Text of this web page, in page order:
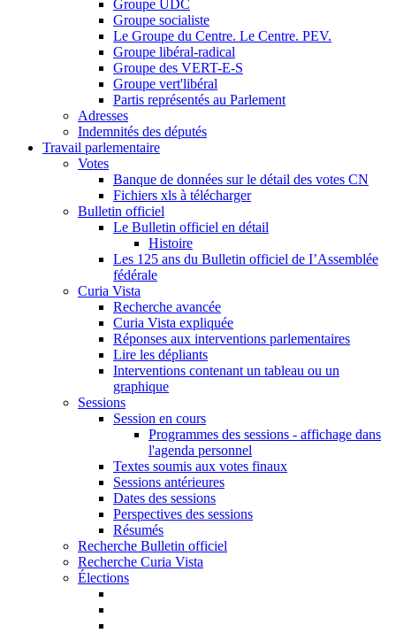
Groupe UDC
Groupe socialiste
Le Groupe du Centre. Le Centre. PEV.
Groupe libéral-radical
Groupe des VERT-E-S
Groupe vert'libéral
Partis représentés au Parlement
Adresses
Indemnités des députés
Travail parlementaire
Votes
Banque de données sur le détail des votes CN
Fichiers xls à télécharger
Bulletin officiel
Le Bulletin officiel en détail
Histoire
Les 125 ans du Bulletin officiel de I’Assemblée
fédérale
Curia Vista
Recherche avancée
Curia Vista expliquée
Réponses aux interventions parlementaires
Lire les dépliants
Interventions contenant un tableau ou un
graphique
Sessions
Session en cours
Programmes des sessions - affichage dans
l'agenda personnel
Textes soumis aux votes finaux
Sessions antérieures
Dates des sessions
Perspectives des sessions
Résumés
Recherche Bulletin officiel
Recherche Curia Vista
Élections